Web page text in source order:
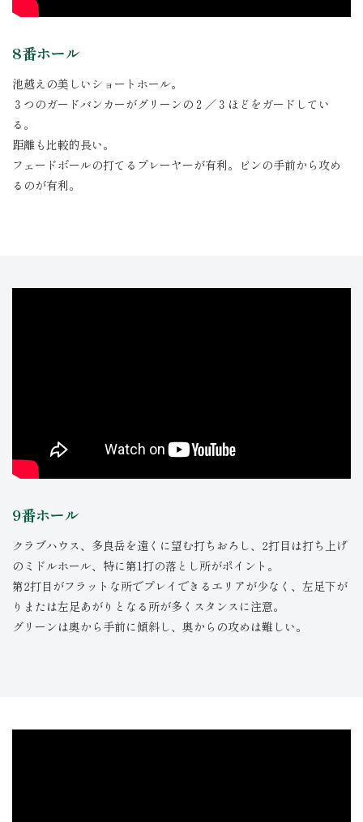
8番ホール
池越えの美しいショートホール。
３つのガードバンカーがグリーンの２／３ほどをガードしてい
る。
距離も比較的長い。
フェードボールの打てるプレーヤーが有利。ピンの手前から攻め
るのが有利。
9番ホール
クラブハウス、多良岳を遠くに望む打ちおろし、2打目は打ち上げ
のミドルホール、特に第1打の落とし所がポイント。
第2打目がフラットな所でプレイできるエリアが少なく、左足下が
りまたは左足あがりとなる所が多くスタンスに注意。
グリーンは奥から手前に傾斜し、奥からの攻めは難しい。